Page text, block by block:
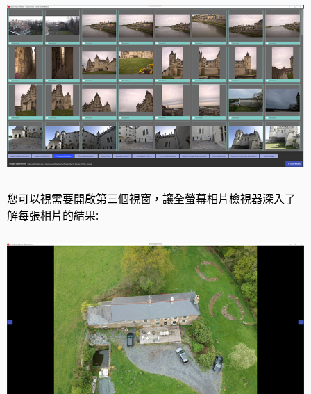
您可以視需要開啟第三個視窗，讓全螢幕相片檢視器深入了
解每張相片的結果: